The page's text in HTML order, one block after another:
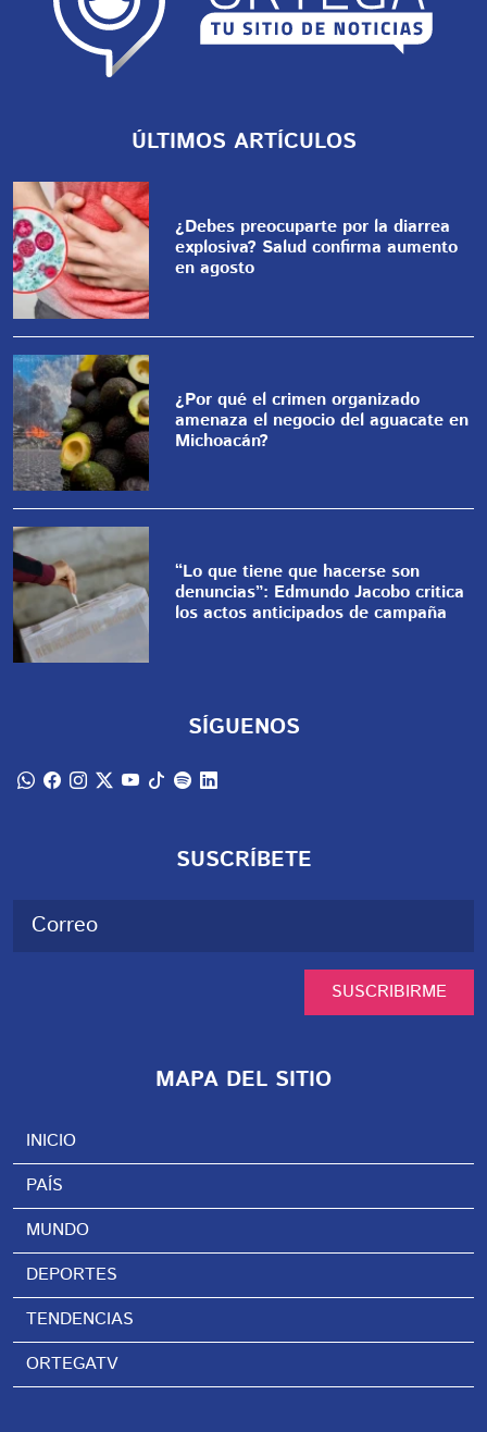
ÚLTIMOS ARTÍCULOS
¿Debes preocuparte por la diarrea
explosiva? Salud confirma aumento
en agosto
¿Por qué el crimen organizado
amenaza el negocio del aguacate en
Michoacán?
“Lo que tiene que hacerse son
denuncias”: Edmundo Jacobo critica
los actos anticipados de campaña
SÍGUENOS
SUSCRÍBETE
SUSCRIBIRME
MAPA DEL SITIO
INICIO
PAÍS
MUNDO
DEPORTES
TENDENCIAS
ORTEGATV